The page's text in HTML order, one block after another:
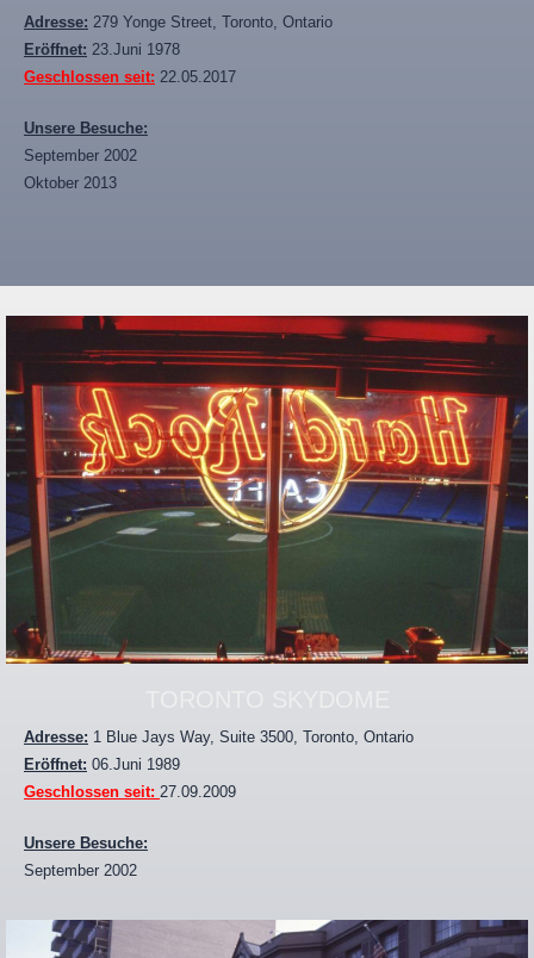
Adresse: 279 Yonge Street, Toronto, Ontario
Eröffnet: 23.Juni 1978
Geschlossen seit: 22.05.2017
Unsere Besuche:
September 2002
Oktober 2013
Adresse: 1 Blue Jays Way, Suite 3500, Toronto, Ontario
Eröffnet: 06.Juni 1989
Geschlossen seit: 27.09.2009
Unsere Besuche:
September 2002